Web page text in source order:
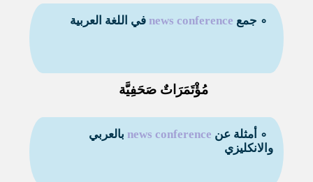
∘ جمع news conference في اللغة العربية
مُؤْتَمَرَاتٌ صَحَفِيَّة
∘ أمثلة عن news conference بالعربي
والانكليزي